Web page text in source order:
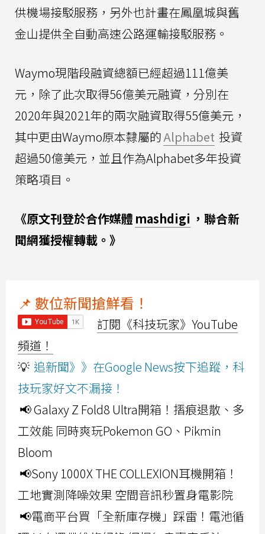
供機場接駁服務，另外也計畫在鳳凰城與舊
金山提供全自動高速公路運輸接駁服務。
Waymo現階段融資總額已經超過111億美
元，除了此次取得56億美元融資，分別在
2020年與2021年的兩次融資取得55億美元，
其中更由Waymo原本隸屬的Alphabet 投資
超過50億美元，並且作為Alphabet多年投資
策略項目。
《原文刊登於合作媒體 mashdigi ，聯合新
聞網獲授權轉載。》
📌 數位新聞搶鮮看！
訂閱《科技玩家》YouTube
頻道！
💡 追新聞》》在Google News按下追蹤，科
技玩家好文不漏接！
📢 Galaxy Z Fold8 Ultra開箱！摺痕退散、多
工效能 同時爽玩Pokemon GO、Pikmin
Bloom
📢Sony 1000X THE COLLEXION耳機開箱！
工地實測降噪效果 空間音訊秒置身電影院
📢電商平台買「全新庫存機」踩雷！電池循